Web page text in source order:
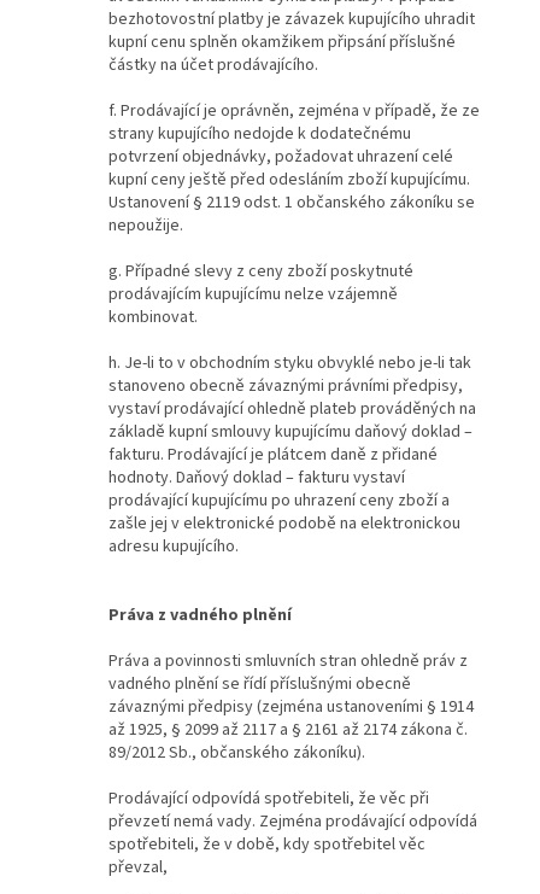
bezhotovostní platby je závazek kupujícího uhradit
kupní cenu splněn okamžikem připsání příslušné
částky na účet prodávajícího.
f. Prodávající je oprávněn, zejména v případě, že ze
strany kupujícího nedojde k dodatečnému
potvrzení objednávky, požadovat uhrazení celé
kupní ceny ještě před odesláním zboží kupujícímu.
Ustanovení § 2119 odst. 1 občanského zákoníku se
nepoužije.
g. Případné slevy z ceny zboží poskytnuté
prodávajícím kupujícímu nelze vzájemně
kombinovat.
h. Je-li to v obchodním styku obvyklé nebo je-li tak
stanoveno obecně závaznými právními předpisy,
vystaví prodávající ohledně plateb prováděných na
základě kupní smlouvy kupujícímu daňový doklad –
fakturu. Prodávající je plátcem daně z přidané
hodnoty. Daňový doklad – fakturu vystaví
prodávající kupujícímu po uhrazení ceny zboží a
zašle jej v elektronické podobě na elektronickou
adresu kupujícího.
Práva z vadného plnění
Práva a povinnosti smluvních stran ohledně práv z
vadného plnění se řídí příslušnými obecně
závaznými předpisy (zejména ustanoveními § 1914
až 1925, § 2099 až 2117 a § 2161 až 2174 zákona č.
89/2012 Sb., občanského zákoníku).
Prodávající odpovídá spotřebiteli, že věc při
převzetí nemá vady. Zejména prodávající odpovídá
spotřebiteli, že v době, kdy spotřebitel věc
převzal,